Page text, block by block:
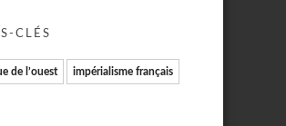
CLÉS
de l’ouest impérialisme français